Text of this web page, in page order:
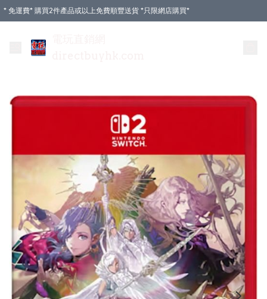
* 免運費* 購買2件產品或以上免費順豐送貨 *只限網店購買*